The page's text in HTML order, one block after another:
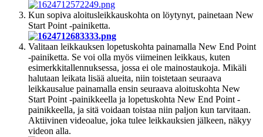
Kun sopiva aloitusleikkauskohta on löytynyt, painetaan New
Start Point -painiketta.
Valitaan leikkauksen lopetuskohta painamalla New End Point
-painiketta. Se voi olla myös viimeinen leikkaus, kuten
esimerkkitallennuksessa, jossa ei ole mainostaukoja. Mikäli
halutaan leikata lisää alueita, niin toistetaan seuraava
leikkausalue painamalla ensin seuraava aloituskohta New
Start Point -painikkeella ja lopetuskohta New End Point -
painikkeella, ja sitä voidaan toistaa niin paljon kun tarvitaan.
Aktiivinen videoalue, joka tulee leikkauksien jälkeen, näkyy
videon alla.